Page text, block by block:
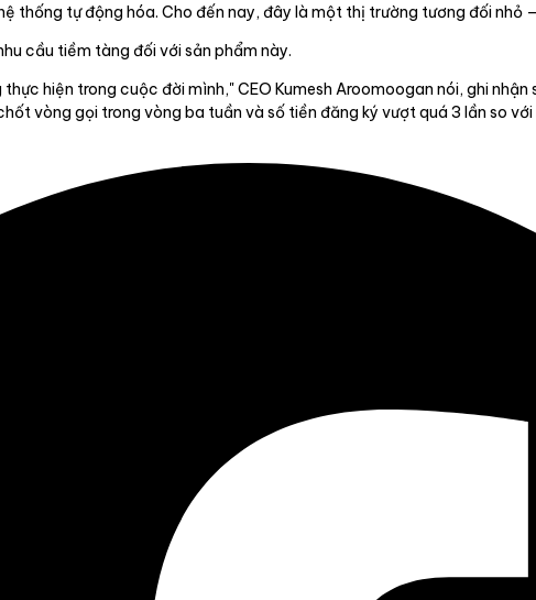
thống tự động hóa. Cho đến nay, đây là một thị trường tương đối nhỏ
cầu tiềm tàng đối với sản phẩm này.
hiện trong cuộc đời mình," CEO Kumesh Aroomoogan nói, ghi nhận
vòng gọi trong vòng ba tuần và số tiền đăng ký vượt quá 3 lần so